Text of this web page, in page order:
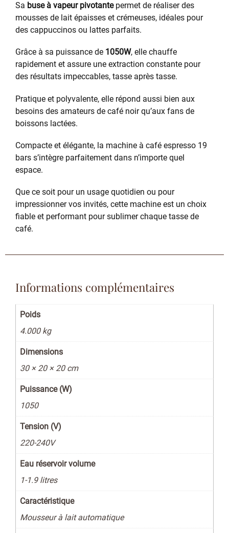
Sa buse à vapeur pivotantepermet de réaliser des
mousses de lait épaisses et crémeuses, idéales pour
des cappuccinos ou lattes parfaits.
Grâce à sa puissance de 1050W, elle chauffe
rapidement et assure une extraction constante pour
des résultats impeccables, tasse après tasse.
Pratique et polyvalente, elle répond aussi bien aux
besoins des amateurs de café noir qu’aux fans de
boissons lactées.
Compacte et élégante, la machine à café espresso 19
bars s’intègre parfaitement dans n’importe quel
espace.
Que ce soit pour un usage quotidien ou pour
impressionner vos invités, cette machine est un choix
fiable et performant pour sublimer chaque tasse de
café.
Informations complémentaires
Poids
4.000 kg
Dimensions
30 × 20 × 20 cm
Puissance (W)
1050
Tension (V)
220-240V
Eau réservoir volume
1-1.9 litres
Caractéristique
Mousseur à lait automatique